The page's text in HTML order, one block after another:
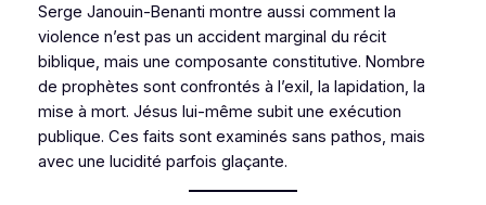
Serge Janouin-Benanti montre aussi comment la
violence n’est pas un accident marginal du récit
biblique, mais une composante constitutive. Nombre
de prophètes sont confrontés à l’exil, la lapidation, la
mise à mort. Jésus lui-même subit une exécution
publique. Ces faits sont examinés sans pathos, mais
avec une lucidité parfois glaçante.